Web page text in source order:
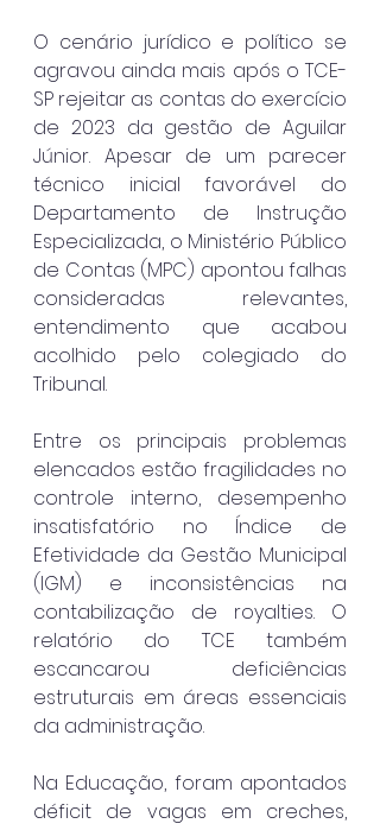
O cenário jurídico e político se
agravou ainda mais após o TCE-
SP rejeitar as contas do exercício
de 2023 da gestão de Aguilar
Júnior. Apesar de um parecer
técnico inicial favorável do
Departamento de Instrução
Especializada, o Ministério Público
de Contas (MPC) apontou falhas
consideradas relevantes,
entendimento que acabou
acolhido pelo colegiado do
Tribunal.
Entre os principais problemas
elencados estão fragilidades no
controle interno, desempenho
insatisfatório no Índice de
Efetividade da Gestão Municipal
(IGM) e inconsistências na
contabilização de royalties. O
relatório do TCE também
escancarou deficiências
estruturais em áreas essenciais
da administração.
Na Educação, foram apontados
déficit de vagas em creches,